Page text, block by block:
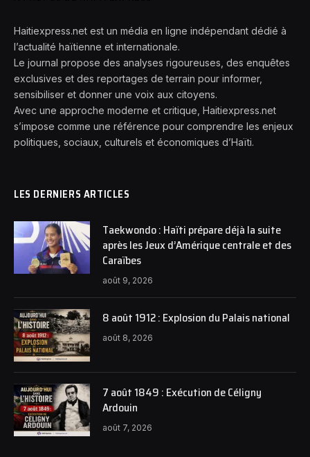
Haitiexpress.net est un média en ligne indépendant dédié à
l’actualité haïtienne et internationale.
Le journal propose des analyses rigoureuses, des enquêtes
exclusives et des reportages de terrain pour informer,
sensibiliser et donner une voix aux citoyens.
Avec une approche moderne et critique, Haitiexpress.net
s’impose comme une référence pour comprendre les enjeux
politiques, sociaux, culturels et économiques d’Haïti.
LES DERNIERS ARTICLES
Taekwondo : Haïti prépare déjà la suite
après les Jeux d’Amérique centrale et des
Caraïbes
août 9, 2026
8 août 1912 : Explosion du Palais national
août 8, 2026
7 août 1849 : Exécution de Céligny
Ardouin
août 7, 2026